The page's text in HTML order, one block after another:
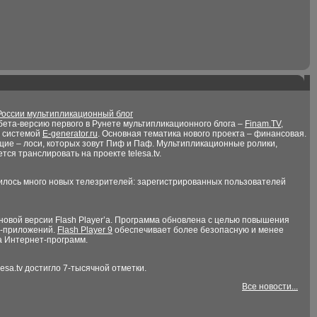
мультипликационный блог
версию первого в Рунете мультипликационного блога – Finam.TV,
E-generator.ru. Основная тематика нового проекта – финансовая.
– лоси, которых зовут Пиф и Паф. Мультипликационные ролики,
транслировать на проекте telesa.tv.
много новых телезрителей: зарегистрированных пользователей
версии Flash Player’а. Программа обновлена с целью повышения
приложений. Flash Player 9 обеспечивает более безопасную и менее
Интернет-программ.
достигло 7-тысячной отметки.
Все новости...